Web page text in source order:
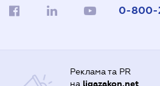
0-800-
Реклама та PR
на ligazakon.net